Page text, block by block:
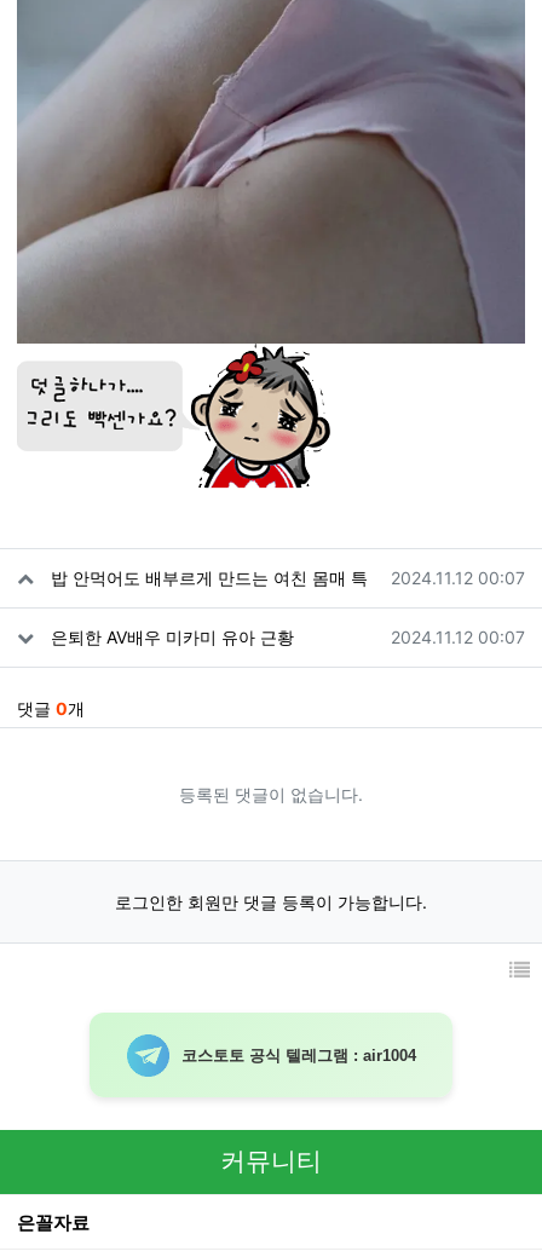
관련자료
밥 안먹어도 배부르게 만드는 여친 몸매 특 작성일
2024.11.12 00:07
은퇴한 AV배우 미카미 유아 근황 작성일
2024.11.12 00:07
댓글 0개
등록된 댓글이 없습니다.
로그인한 회원만 댓글 등록이 가능합니다.
코스토토 공식 텔레그램 : air1004
커뮤니티
은꼴자료